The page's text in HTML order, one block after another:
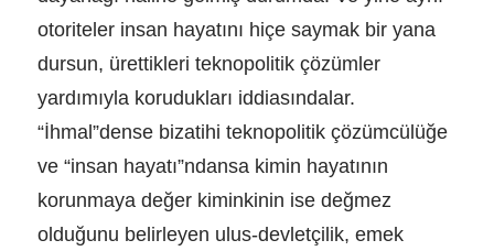
otoriteler insan hayatını hiçe saymak bir yana
dursun, ürettikleri teknopolitik çözümler
yardımıyla korudukları iddiasındalar.
“İhmal”dense bizatihi teknopolitik çözümcülüğe
ve “insan hayatı”ndansa kimin hayatının
korunmaya değer kiminkinin ise değmez
olduğunu belirleyen ulus-devletçilik, emek